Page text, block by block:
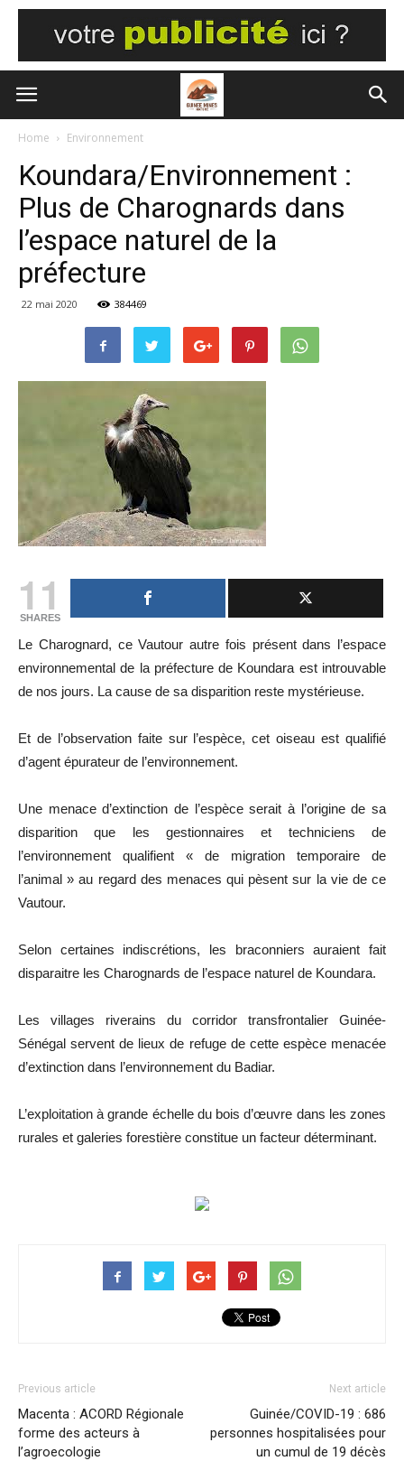
Home Environnement
Koundara/Environnement :
Plus de Charognards dans
l’espace naturel de la
préfecture
22 mai 2020 384469
11
SHARES
Le Charognard, ce Vautour autre fois présent dans l’espace
environnemental de la préfecture de Koundara est introuvable
de nos jours. La cause de sa disparition reste mystérieuse.
Et de l’observation faite sur l’espèce, cet oiseau est qualifié
d’agent épurateur de l’environnement.
Une menace d’extinction de l’espèce serait à l’origine de sa
disparition que les gestionnaires et techniciens de
l’environnement qualifient « de migration temporaire de
l’animal » au regard des menaces qui pèsent sur la vie de ce
Vautour.
Selon certaines indiscrétions, les braconniers auraient fait
disparaitre les Charognards de l’espace naturel de Koundara.
Les villages riverains du corridor transfrontalier Guinée-
Sénégal servent de lieux de refuge de cette espèce menacée
d’extinction dans l’environnement du Badiar.
L’exploitation à grande échelle du bois d’œuvre dans les zones
rurales et galeries forestière constitue un facteur déterminant.
Previous article
Macenta : ACORD Régionale
forme des acteurs à
l’agroecologie
Next article
Guinée/COVID-19 : 686
personnes hospitalisées pour
un cumul de 19 décès